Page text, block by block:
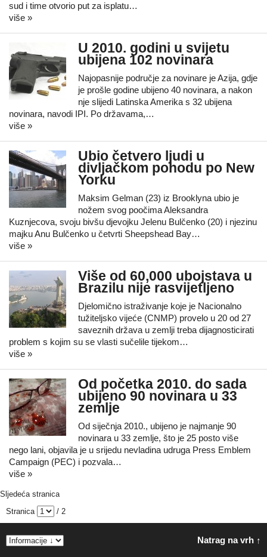
sud i time otvorio put za isplatu…
više »
U 2010. godini u svijetu
ubijena 102 novinara
Najopasnije područje za novinare je Azija, gdje
je prošle godine ubijeno 40 novinara, a nakon
nje slijedi Latinska Amerika s 32 ubijena
novinara, navodi IPI. Po državama,…
više »
Ubio četvero ljudi u
divljačkom pohodu po New
Yorku
Maksim Gelman (23) iz Brooklyna ubio je
nožem svog poočima Aleksandra
Kuznjecova, svoju bivšu djevojku Jelenu Bulčenko (20) i njezinu
majku Anu Bulčenko u četvrti Sheepshead Bay…
više »
Više od 60,000 ubojstava u
Brazilu nije rasvijetljeno
Djelomično istraživanje koje je Nacionalno
tužiteljsko vijeće (CNMP) provelo u 20 od 27
saveznih država u zemlji treba dijagnosticirati
problem s kojim su se vlasti sučelile tijekom…
više »
Od početka 2010. do sada
ubijeno 90 novinara u 33
zemlje
Od siječnja 2010., ubijeno je najmanje 90
novinara u 33 zemlje, što je 25 posto više
nego lani, objavila je u srijedu nevladina udruga Press Emblem
Campaign (PEC) i pozvala…
više »
Sljedeća stranica
Stranica
/ 2
Natrag na vrh ↑